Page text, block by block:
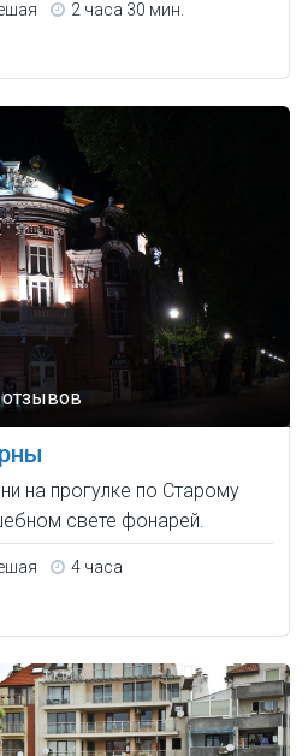
2 часа 30 мин.
на прогулке по Старому
свете фонарей.
4 часа